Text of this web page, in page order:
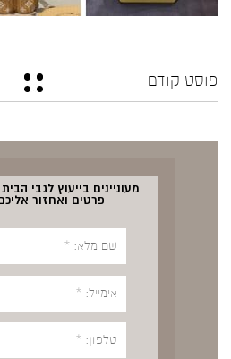
פוסט קודם
מעוניינים בייעוץ לגבי
פרטים ואחזור